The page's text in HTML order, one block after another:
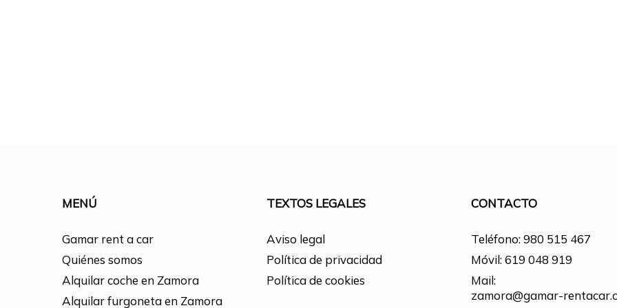
MENÚ
Gamar rent a car
Quiénes somos
Alquilar coche en Zamora
Alquilar furgoneta en Zamora
TEXTOS LEGALES
Aviso legal
Política de privacidad
Política de cookies
CONTACTO
Teléfono: 980 515 467
Móvil: 619 048 919
Mail:
zamora@gamar-